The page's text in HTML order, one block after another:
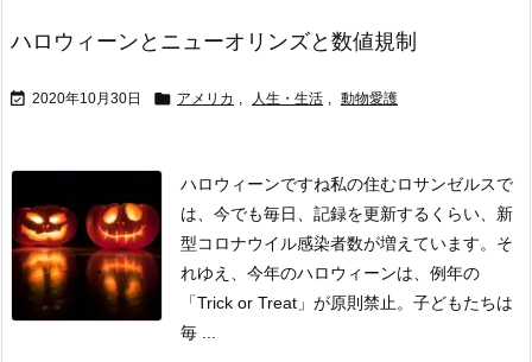
ハロウィーンとニューオリンズと数値規制
 2020年10月30日  アメリカ , 人生・生活 , 動物愛護
ハロウィーンですね私の住むロサンゼルスで
は、今でも毎日、記録を更新するくらい、新
型コロナウイル感染者数が増えています。 そ
れゆえ、今年のハロウィーンは、例年の
「Trick or Treat」が原則禁止。 子どもたちは
毎 ...